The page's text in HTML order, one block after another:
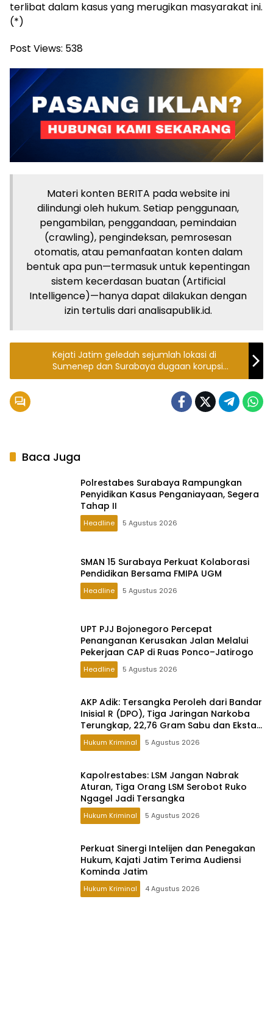
terlibat dalam kasus yang merugikan masyarakat ini.
(*)
Post Views: 538
Materi konten BERITA pada website ini
dilindungi oleh hukum. Setiap penggunaan,
pengambilan, penggandaan, pemindaian
(crawling), pengindeksan, pemrosesan
otomatis, atau pemanfaatan konten dalam
bentuk apa pun—termasuk untuk kepentingan
sistem kecerdasan buatan (Artificial
Intelligence)—hanya dapat dilakukan dengan
izin tertulis dari analisapublik.id.
Kejati Jatim geledah sejumlah lokasi di
Sumenep dan Surabaya dugaan korupsi
BSPS
Baca Juga
Polrestabes Surabaya Rampungkan
Penyidikan Kasus Penganiayaan, Segera
Tahap II
Headline 5 Agustus 2026
SMAN 15 Surabaya Perkuat Kolaborasi
Pendidikan Bersama FMIPA UGM
Headline 5 Agustus 2026
UPT PJJ Bojonegoro Percepat
Penanganan Kerusakan Jalan Melalui
Pekerjaan CAP di Ruas Ponco–Jatirogo
Headline 5 Agustus 2026
AKP Adik: Tersangka Peroleh dari Bandar
Inisial R (DPO), Tiga Jaringan Narkoba
Terungkap, 22,76 Gram Sabu dan Ekstasi
Disita
Hukum Kriminal 5 Agustus 2026
Kapolrestabes: LSM Jangan Nabrak
Aturan, Tiga Orang LSM Serobot Ruko
Ngagel Jadi Tersangka
Hukum Kriminal 5 Agustus 2026
Perkuat Sinergi Intelijen dan Penegakan
Hukum, Kajati Jatim Terima Audiensi
Kominda Jatim
Hukum Kriminal 4 Agustus 2026